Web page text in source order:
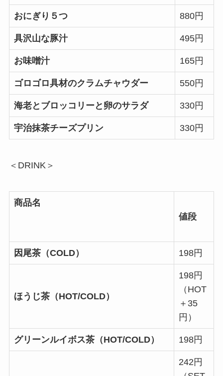
おにぎり５つ 880円
具沢山な豚汁 495円
お味噌汁 165円
ゴロゴロ具材のクラムチャウダー 550円
海老とブロッコリーと卵のサラダ 330円
宇治抹茶チーズプリン 330円
＜DRINK＞
商品名
値段
因尾茶（COLD） 198円
ほうじ茶（HOT/COLD）
198円
（HOT
＋35
円）
グリーンルイボス茶（HOT/COLD） 198円
242円